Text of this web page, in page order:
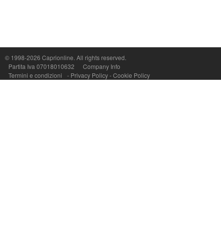
© 1998-2026 Caprionline. All rights reserved.
Partita Iva 07018010632
Company Info
Termini e condizioni
- Privacy Policy-Cookie Policy
Capri On Line Srl, Via Le Botteghe 10a - 80073 CAPRI (NA) Italy
P.Iva, C.F. e n.Reg.Imprese Napoli: 07018010632 - Rea n.557643